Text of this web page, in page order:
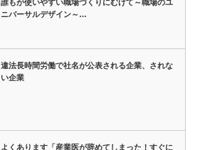
誰もが使いやすい職場づくりにむけて～職場のユ
ニバーサルデザイン～…
違法長時間労働で社名が公表される企業、されな
い企業
よくあります「産業医が辞めてしまった！すぐに